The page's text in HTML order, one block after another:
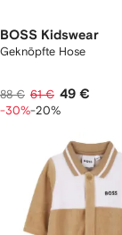
BOSS Kidswear
Geknöpfte Hose
88 € 61 € 49 €
-30%-20%